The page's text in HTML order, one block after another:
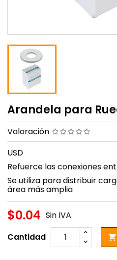
Arandela para
Valoración
USD
Refuerce las conexiones
Se utiliza para distribuir
área más amplia
$0.04 Sin IVA
Cantidad
